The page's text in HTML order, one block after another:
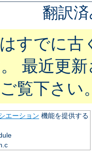
翻訳
すでに古
最近更
覧下さい
エーション 機能を提供する